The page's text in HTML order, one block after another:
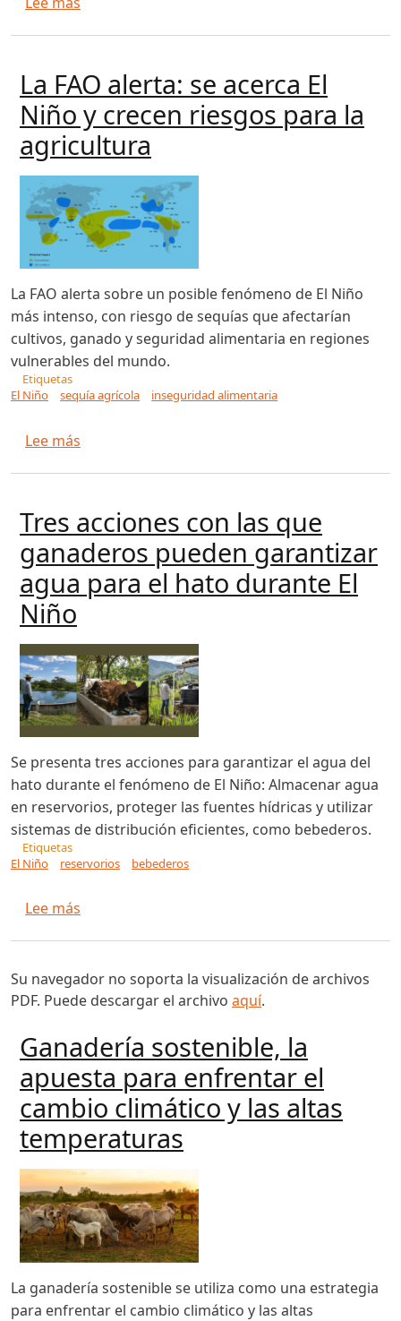
La FAO alerta: se acerca El
Niño y crecen riesgos para la
agricultura
La FAO alerta sobre un posible fenómeno de El Niño
más intenso, con riesgo de sequías que afectarían
cultivos, ganado y seguridad alimentaria en regiones
vulnerables del mundo.
Etiquetas
El Niño
sequía agrícola inseguridad alimentaria
Lee más
Tres acciones con las que
ganaderos pueden garantizar
agua para el hato durante El
Niño
Se presenta tres acciones para garantizar el agua del
hato durante el fenómeno de El Niño: Almacenar agua
en reservorios, proteger las fuentes hídricas y utilizar
sistemas de distribución eficientes, como bebederos.
Etiquetas
El Niño
reservorios bebederos
Lee más
Su navegador no soporta la visualización de archivos
PDF. Puede descargar el archivo aquí.
Ganadería sostenible, la
apuesta para enfrentar el
cambio climático y las altas
temperaturas
La ganadería sostenible se utiliza como una estrategia
para enfrentar el cambio climático y las altas